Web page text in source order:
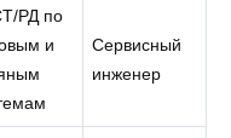
РД по
и
Сервисный
инженер